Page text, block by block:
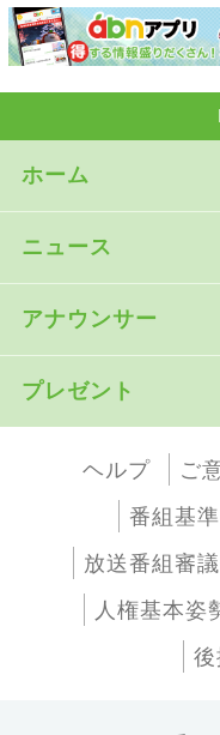
ホーム
ニュース
アナウンサー
プレゼント
ヘルプ ご
番組基準
放送番組審
人権基本姿